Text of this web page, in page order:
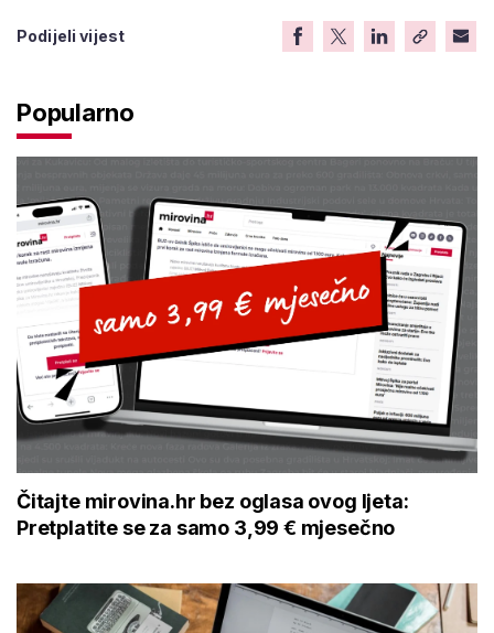
Podijeli vijest
Popularno
Čitajte mirovina.hr bez oglasa ovog ljeta:
Pretplatite se za samo 3,99 € mjesečno